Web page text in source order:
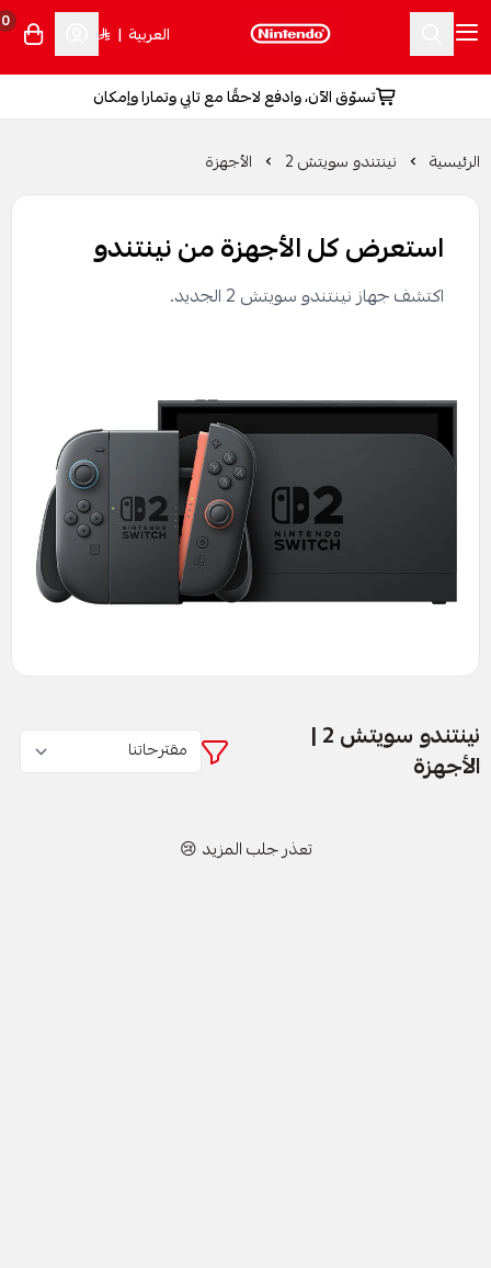
العربية |
0
تسوّق الآن، وادفع لاحقًا مع تابي وتمارا وإمكان
الرئيسية نينتندو سويتش 2 الأجهزة
استعرض كل الأجهزة من نينتندو
اكتشف جهاز نينتندو سويتش 2 الجديد.
نينتندو سويتش 2 |
الأجهزة
تعذر جلب المزيد 😢